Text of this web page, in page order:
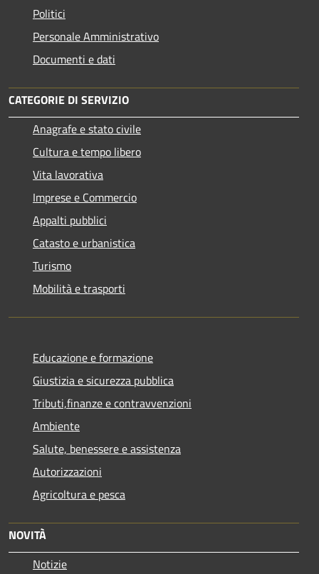
Politici
Personale Amministrativo
Documenti e dati
CATEGORIE DI SERVIZIO
Anagrafe e stato civile
Cultura e tempo libero
Vita lavorativa
Imprese e Commercio
Appalti pubblici
Catasto e urbanistica
Turismo
Mobilità e trasporti
Educazione e formazione
Giustizia e sicurezza pubblica
Tributi,finanze e contravvenzioni
Ambiente
Salute, benessere e assistenza
Autorizzazioni
Agricoltura e pesca
NOVITÀ
Notizie